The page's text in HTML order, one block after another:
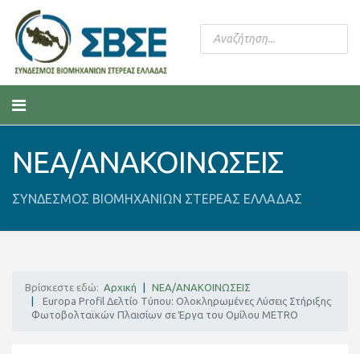
ΝΕΑ/ΑΝΑΚΟΙΝΩΣΕΙΣ
ΣΥΝΔΕΣΜΟΣ ΒΙΟΜΗΧΑΝΙΩΝ ΣΤΕΡΕΑΣ ΕΛΛΑΔΑΣ
Βρίσκεστε εδώ: Αρχική
ΝΕΑ/ΑΝΑΚΟΙΝΩΣΕΙΣ
Europa Profil Δελτίο Τύπου: Ολοκληρωμένες Λύσεις Στήριξης
Φωτοβολταϊκών Πλαισίων σε Έργα του Ομίλου METRO